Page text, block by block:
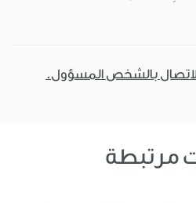
بالشخص المسؤول.
مرتبطة